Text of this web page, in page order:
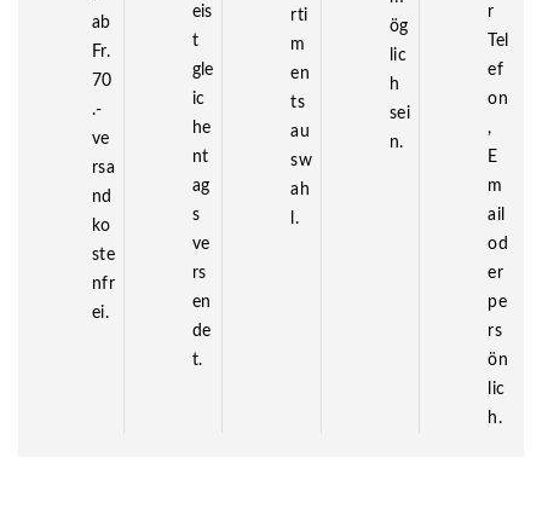
ab
Fr.
70
.-
ve
rsa
nd
ko
ste
nfr
ei.
eis
t
gle
ic
he
nt
ag
s
ve
rs
en
de
t.
rti
m
en
ts
au
sw
ah
l.
ög
lic
h
sei
n.
r
Tel
ef
on
,
E
m
ail
od
er
pe
rs
ön
lic
h.